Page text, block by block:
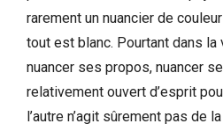
rarement un nuancier de
tout est blanc. Pourtant dans
nuancer ses propos, nuancer
relativement ouvert d’esprit
l’autre n’agit sûrement pas de